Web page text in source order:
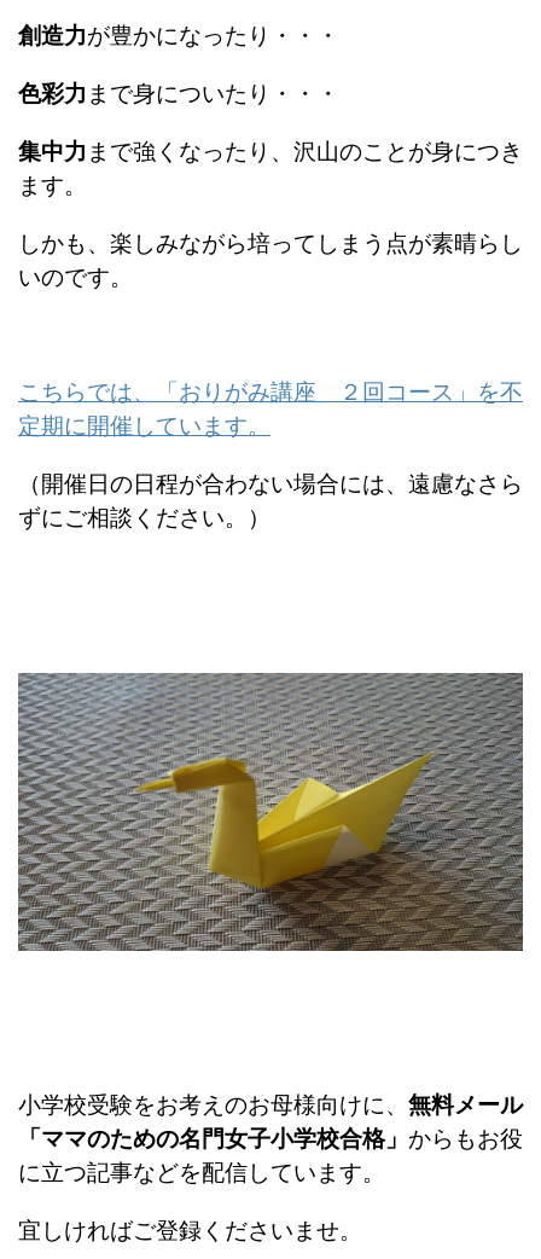
創造力が豊かになったり・・・
色彩力 まで身についたり・・・
集中力 まで強くなったり、沢山のことが身につき
ます。
しかも、楽しみながら培ってしまう点が素晴らし
いのです。
こちらでは、「おりがみ講座 ２回コース」を不
定期に開催しています。
（開催日の日程が合わない場合には、遠慮なさら
ずにご相談ください。）
小学校受験をお考えのお母様向けに、 無料メール
「ママのための名門女子小学校合格」 からもお役
に立つ記事などを配信しています。
宜しければご登録くださいませ。